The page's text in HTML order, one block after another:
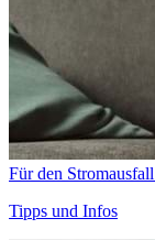
Für den
Tipps und Infos